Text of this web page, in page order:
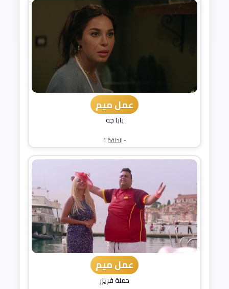
عمل ميم
بابا جه
- الحلقة 1
عمل ميم
حملة فريزر